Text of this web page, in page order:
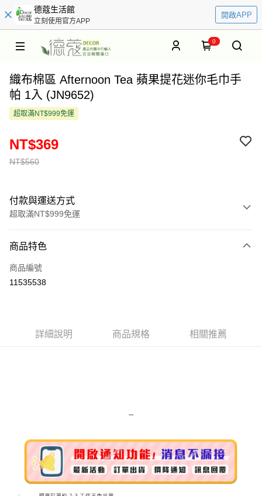
德蔻生活館
立刻使用官方APP
開啟APP
0
織布棉區 Afternoon Tea 蘋果提花迷你毛巾手
帕 1入 (JN9652)
超取滿NT$999免運
NT$560
NT$369
付款與運送方式
超取滿NT$999免運
信用卡一次付款
超商取貨付款
街口支付
全家取貨付款
每筆NT$80，滿NT$999(含以上)免運費
商品特色
商品編號
11535538
詳細說明 商品規格 相關推薦
--